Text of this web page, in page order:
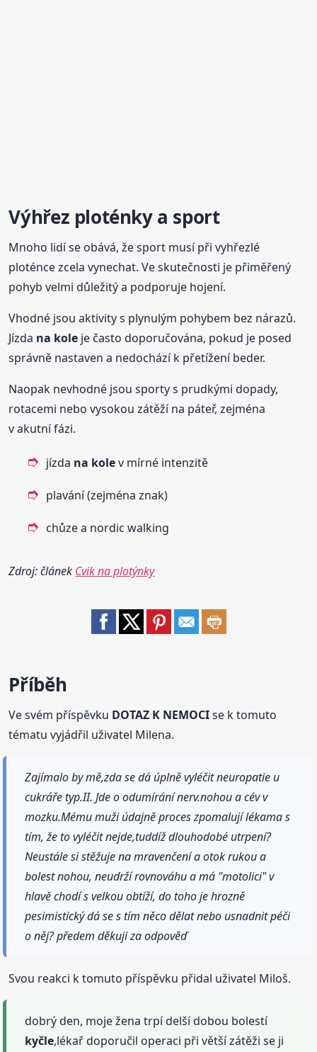
Výhřez ploténky a sport
Mnoho lidí se obává, že sport musí při vyhřezlé
ploténce zcela vynechat. Ve skutečnosti je přiměřený
pohyb velmi důležitý a podporuje hojení.
Vhodné jsou aktivity s plynulým pohybem bez nárazů.
Jízda na kole je často doporučována, pokud je posed
správně nastaven a nedochází k přetížení beder.
Naopak nevhodné jsou sporty s prudkými dopady,
rotacemi nebo vysokou zátěží na páteř, zejména
v akutní fázi.
jízda na kolev mírné intenzitě
plavání (zejména znak)
chůze a nordic walking
Zdroj: článek Cvik na plotýnky
Příběh
Ve svém příspěvku DOTAZ K NEMOCIse k tomuto
tématu vyjádřil uživatel Milena.
Zajímalo by mě,zda se dá úplně vyléčit neuropatie u
cukráře typ.II. Jde o odumírání nerv.nohou a cév v
mozku.Mému muži údajně proces zpomalují lékama s
tím, že to vyléčit nejde,tuddíž dlouhodobé utrpení?
Neustále si stěžuje na mravenčení a otok rukou a
bolest nohou, neudrží rovnováhu a má "motolici" v
hlavě chodí s velkou obtíží, do toho je hrozně
pesimistický dá se s tím něco dělat nebo usnadnit péči
o něj? předem děkuji za odpověď
Svou reakci k tomuto příspěvku přidal uživatel Miloš.
dobrý den, moje žena trpí delší dobou bolestí
kyčle,lékař doporučil operaci při větší zátěži se ji